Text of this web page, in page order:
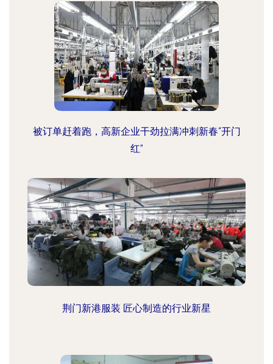
被订单赶着跑，高新企业干劲拉满冲刺新春“开门
红”
荆门新港服装 匠心制造的行业新星